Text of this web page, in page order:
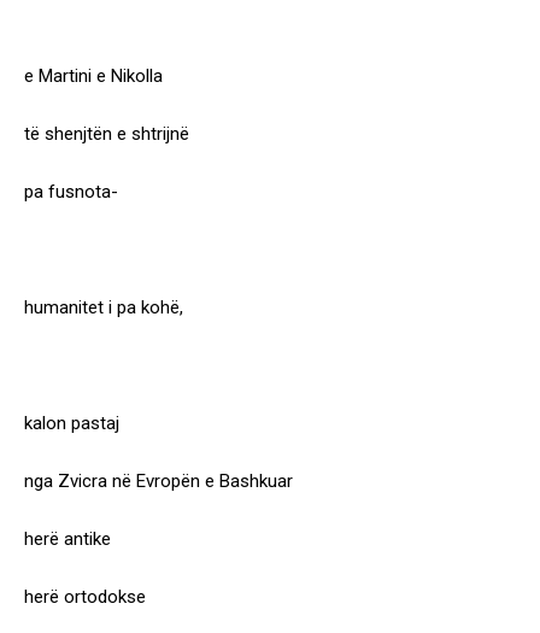
e Martini e Nikolla
të shenjtën e shtrijnë
pa fusnota-
humanitet i pa kohë,
kalon pastaj
nga Zvicra në Evropën e Bashkuar
herë antike
herë ortodokse